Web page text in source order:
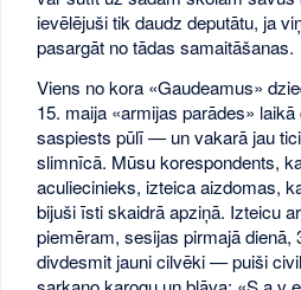
ievēlējuši tik daudz deputātu, ja
pasargāt no tādas samaitāšanas.
Viens no kora «Gaudeamus»
15. maija «armijas parādes»
saspiests pūlī — un vakarā jau
slimnīcā. Mūsu korespondents,
aculiecinieks, izteica aizdomas,
bijuši īsti skaidrā apziņā. Izteicu
piemēram, sesijas pirmajā dienā,
divdesmit jauni cilvēki — puiši